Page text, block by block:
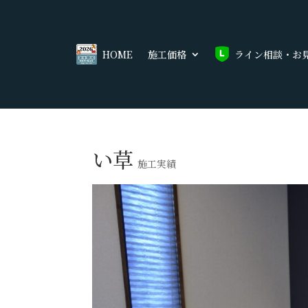
HOME 施工価格 ライン相談・お
い草 施工実績